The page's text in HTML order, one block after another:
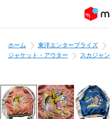
ホーム 東洋エンタープライズ
ジャケット・アウター
スカジャン